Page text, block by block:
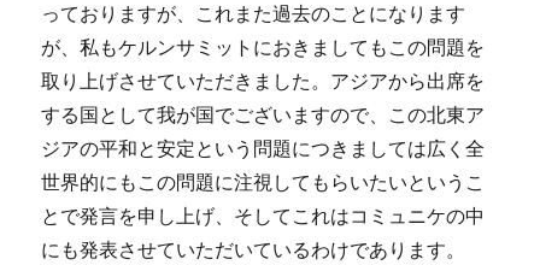
っておりますが、これまた過去のことになります
が、私もケルンサミットにおきましてもこの問題を
取り上げさせていただきました。アジアから出席を
する国として我が国でございますので、この北東ア
ジアの平和と安定という問題につきましては広く全
世界的にもこの問題に注視してもらいたいというこ
とで発言を申し上げ、そしてこれはコミュニケの中
にも発表させていただいているわけであります。